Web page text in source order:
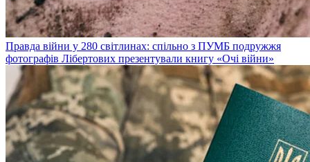
Правда війни у 280 світлинах: спільно з ПУМБ подружжя
фотографів Лібертових презентували книгу «Очі війни»